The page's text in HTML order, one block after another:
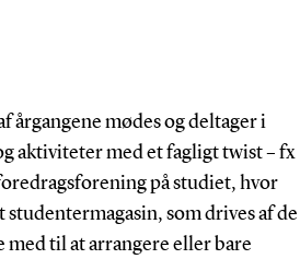
årgangene mødes og deltager i
aktiviteter med et fagligt twist – fx
på studiet, hvor
som drives af de
med til at arrangere eller bare